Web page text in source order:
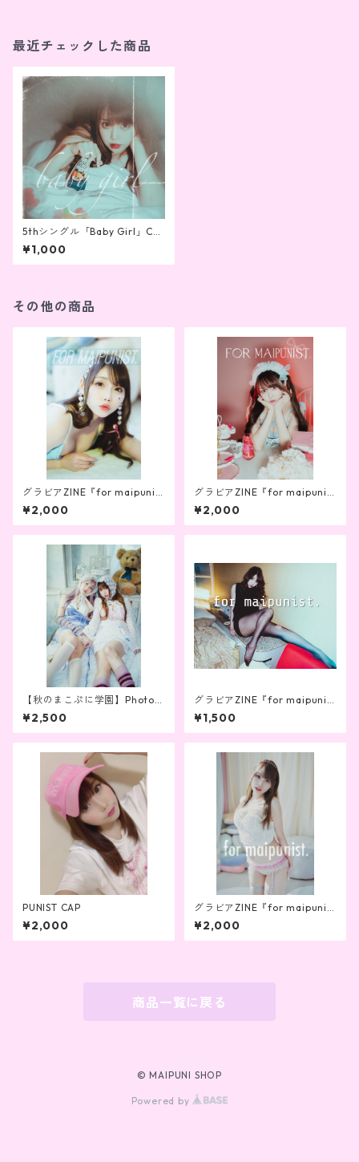
最近チェックした商品
5thシングル「Baby Girl」CD
-R（特典生写真）
¥1,000
その他の商品
グラビアZINE『for maipunis
t vol.9』
¥2,000
グラビアZINE『for maipunis
t vol.13』
¥2,000
【秋のまこぷに学園】Photo B
ook「makopuni date Vol.3」
¥2,500
グラビアZINE『for maipunis
t』 vol.3
¥1,500
PUNIST CAP
¥2,000
グラビアZINE『for maipunis
t vol.10』
¥2,000
商品一覧に戻る
© MAIPUNI SHOP
Powered by